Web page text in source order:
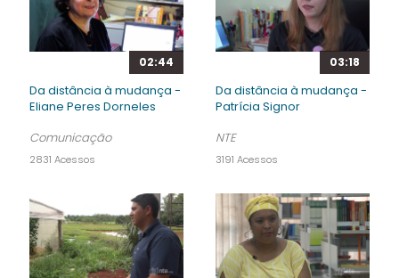
02:44
Da distância à mudança -
Eliane Peres Dorneles
Comunicação
2831 Acessos
03:18
Da distância à mudança -
Patrícia Signor
NTE
3191 Acessos